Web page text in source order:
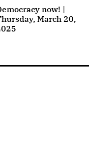
now! |
March 20,